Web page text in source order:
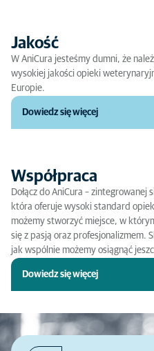
Jakość
W AniCura jesteśmy dumni, że
wysokiej jakości opieki
Europie.
Dowiedz się więcej
Współpraca
Dołącz do AniCura –
która oferuje wysoki standard
możemy stworzyć miejsce, w
się z pasją oraz profesjonalizmem.
jak wspólnie możemy osiągnąć
Dowiedz się więcej